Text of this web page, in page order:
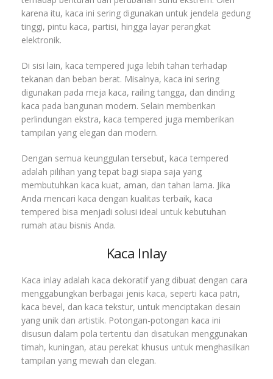
karena itu, kaca ini sering digunakan untuk jendela gedung
tinggi, pintu kaca, partisi, hingga layar perangkat
elektronik.
Di sisi lain, kaca tempered juga lebih tahan terhadap
tekanan dan beban berat. Misalnya, kaca ini sering
digunakan pada meja kaca, railing tangga, dan dinding
kaca pada bangunan modern. Selain memberikan
perlindungan ekstra, kaca tempered juga memberikan
tampilan yang elegan dan modern.
Dengan semua keunggulan tersebut, kaca tempered
adalah pilihan yang tepat bagi siapa saja yang
membutuhkan kaca kuat, aman, dan tahan lama. Jika
Anda mencari kaca dengan kualitas terbaik, kaca
tempered bisa menjadi solusi ideal untuk kebutuhan
rumah atau bisnis Anda.
Kaca Inlay
Kaca inlay adalah kaca dekoratif yang dibuat dengan cara
menggabungkan berbagai jenis kaca, seperti kaca patri,
kaca bevel, dan kaca tekstur, untuk menciptakan desain
yang unik dan artistik. Potongan-potongan kaca ini
disusun dalam pola tertentu dan disatukan menggunakan
timah, kuningan, atau perekat khusus untuk menghasilkan
tampilan yang mewah dan elegan.